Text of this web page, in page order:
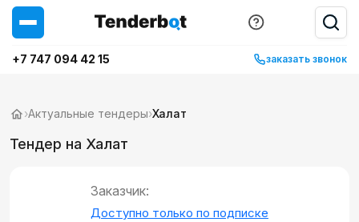
+7 747 094 42 15 заказать звонок
›Актуальные тендеры›Халат
Тендер на Халат
Заказчик:
Доступно только по подписке